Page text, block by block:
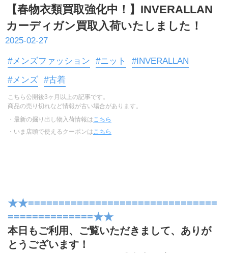
【春物衣類買取強化中！】INVERALLAN
カーディガン買取入荷いたしました！
2025-02-27
#メンズファッション #ニット
#INVERALLAN
#メンズ #古着
こちら公開後3ヶ月以上の記事です。
商品の売り切れなど情報が古い場合があります。
・最新の掘り出し物入荷情報は こちら
・いま店頭で使えるクーポンは こちら
★★===============================
==============★★
本日もご利用、ご覧いただきまして、ありが
とうございます！